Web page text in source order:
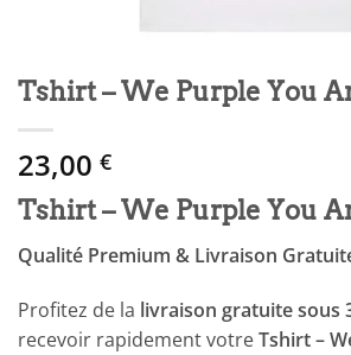
Tshirt – We Purple You
23,00 €
Tshirt – We Purple You
Qualité Premium & Livraison
Profitez de la livraison gratuite sous
recevoir rapidement votreTshirt –